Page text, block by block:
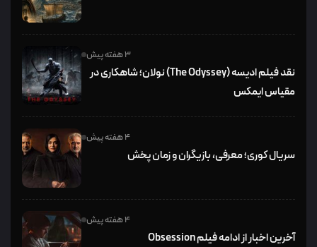
3 هفته پیش
نقد فیلم ادیسه (The Odyssey) نولان؛ شاهکاری در
مقیاس ایمکس
4 هفته پیش
سریال کوری؛ معرفی، بازیگران و زمان پخش
4 هفته پیش
آخرین اخبار از ادامه فیلم Obsession